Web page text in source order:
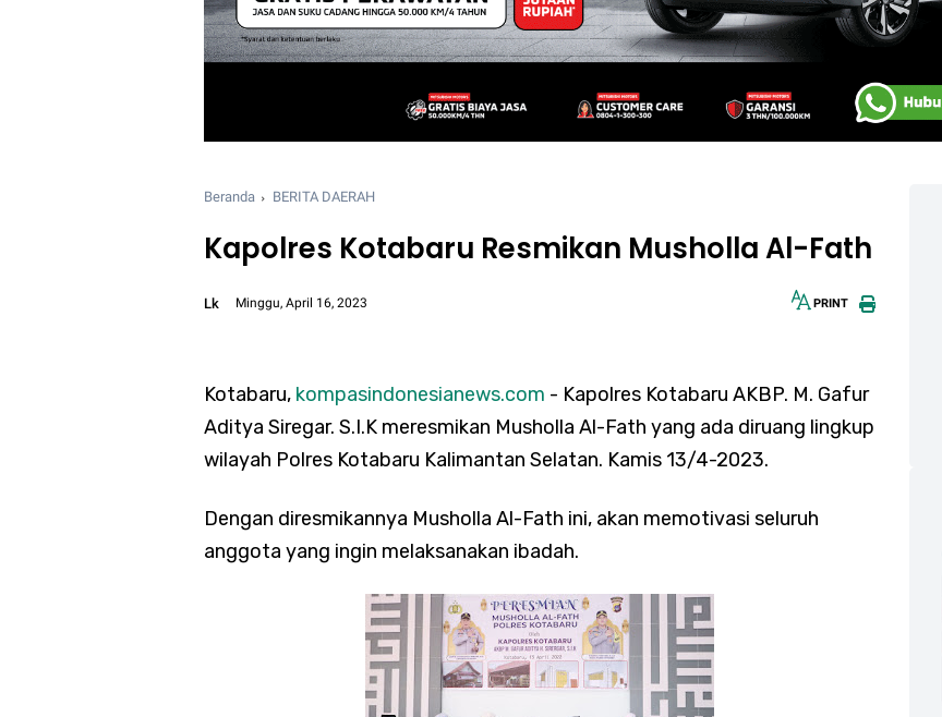
Beranda BERITA DAERAH
Kapolres Kotabaru Resmikan Musholla Al-Fath
Lk Minggu, April 16, 2023 PRINT
Kotabaru, kompasindonesianews.com - Kapolres Kotabaru AKBP. M. Gafur
Aditya Siregar. S.I.K meresmikan Musholla Al-Fath yang ada diruang lingkup
wilayah Polres Kotabaru Kalimantan Selatan. Kamis 13/4-2023.
Dengan diresmikannya Musholla Al-Fath ini, akan memotivasi seluruh
anggota yang ingin melaksanakan ibadah.